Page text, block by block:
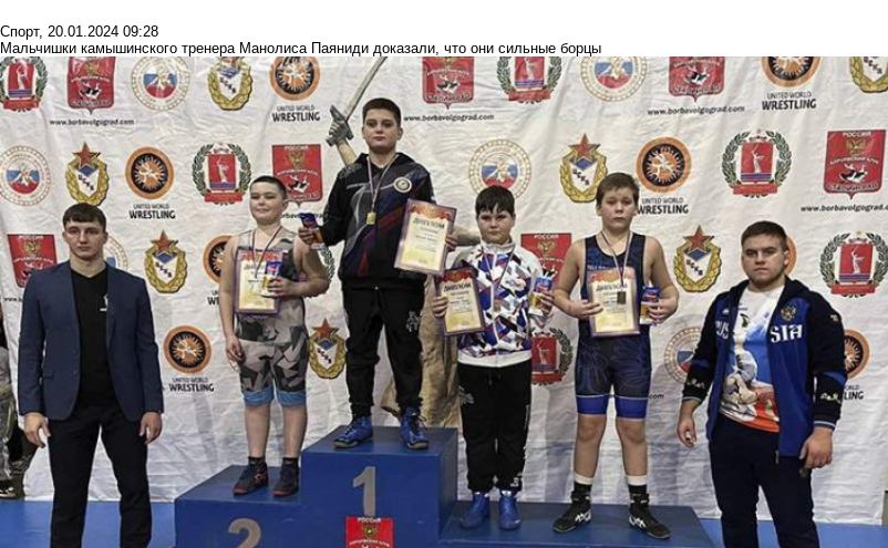
Спорт, 20.01.2024 09:28
Мальчишки камышинского тренера Манолиса Паяниди доказали, что они сильные борцы